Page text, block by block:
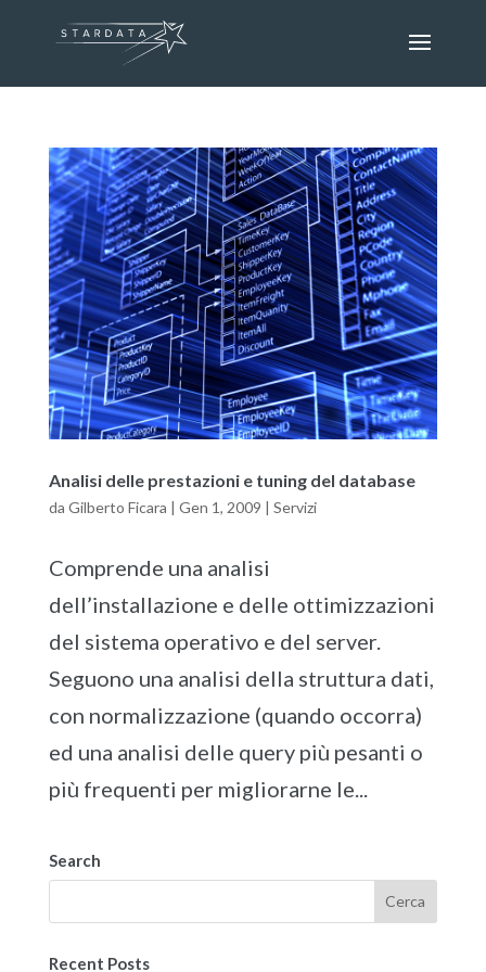
Analisi delle prestazioni e tuning del database
da Gilberto Ficara | Gen 1, 2009 | Servizi
Comprende una analisi
dell’installazione e delle ottimizzazioni
del sistema operativo e del server.
Seguono una analisi della struttura dati,
con normalizzazione (quando occorra)
ed una analisi delle query più pesanti o
più frequenti per migliorarne le...
Search
Recent Posts